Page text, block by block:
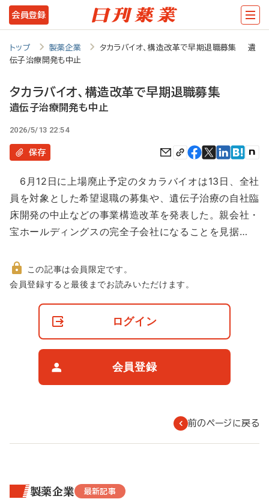
メ
イ
テ
ツ
に
動
会員登録
トップ 製薬企業
タカラバイオ、構造改革で早期退職募集 遺
伝子治療開発も中止
タカラバイオ、構造改革で早期退職募集
遺伝子治療開発も中止
2026/5/13 22:54
保存
6月12日に上場廃止予定のタカラバイオは13日、全社
員を対象とした希望退職の募集や、遺伝子治療の自社臨
床開発の中止などの事業構造改革を発表した。親会社・
宝ホールディングスの完全子会社になることを見据…
非
この記事は会員限定です。
会員登録すると最後までお読みいただけます。
ログイン
会員登録
前のページに戻る
製薬企業 最新記事